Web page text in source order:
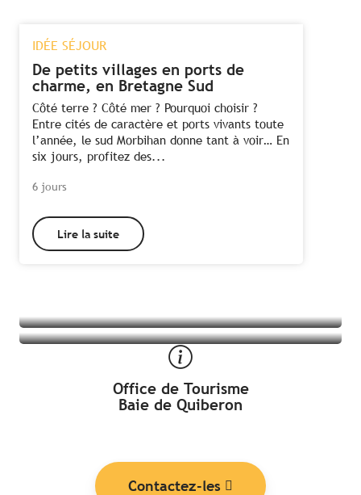
6 jours
IDÉE SÉJOUR
De petits villages en ports de
charme, en Bretagne Sud
Côté terre ? Côté mer ? Pourquoi choisir ?
Entre cités de caractère et ports vivants toute
l’année, le sud Morbihan donne tant à voir… En
six jours, profitez des...
Lire la suite
Tous les hébergements à Auray
Office de Tourisme
Baie de Quiberon
Contactez-les